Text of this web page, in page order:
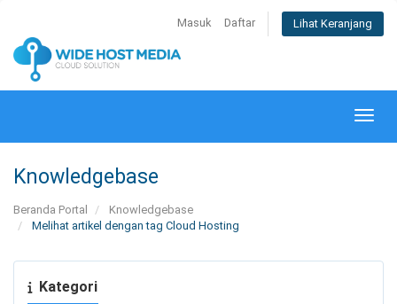
Masuk Daftar Lihat Keranjang
Knowledgebase
Beranda Portal
Knowledgebase
Melihat artikel dengan tag Cloud Hosting
Kategori